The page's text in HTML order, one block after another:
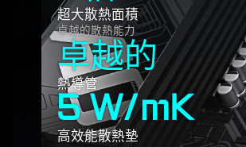
超大散熱面積
卓越的散熱能力
卓越的
熱導管
5 W/mK
高效能散熱墊